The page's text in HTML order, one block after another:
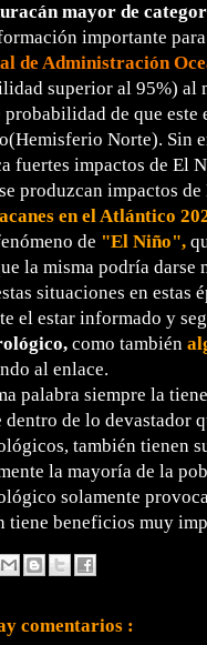
mayor de
importante
de Administración
superior al 95%) al
probabilidad de que
Norte). Sin
fuertes impactos de El
produzcan impactos
en el Atlántico
de "El Niño",
la misma podría darse
situaciones en estas
el estar informado y
como también
al enlace.
palabra siempre la
dentro de lo devastador
también tienen
la mayoría de la
solamente
tiene beneficios muy
comentarios :